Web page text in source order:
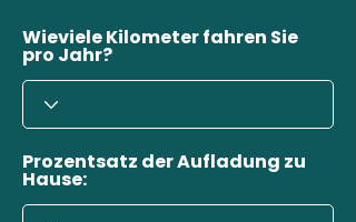
Wieviele Kilometer fahren Sie
pro Jahr?
Prozentsatz der Aufladung zu
Hause: